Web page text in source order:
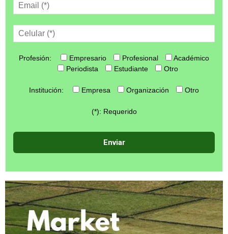
Profesión: Empresario Profesional
Académico
Periodista
Estudiante Otro
Institución: Empresa Organización Otro
(*): Requerido